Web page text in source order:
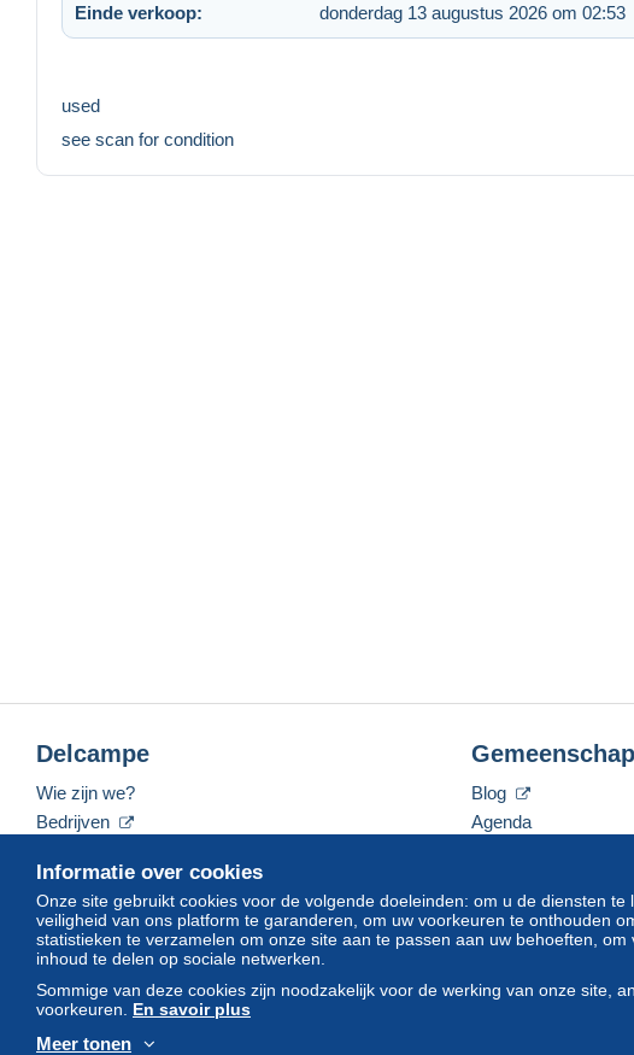
Einde verkoop:
donderdag 13 augustus 2026 om 02:53
used
see scan for condition
Informatie over cookies
Onze site gebruikt cookies voor de volgende doeleinden: om u de diensten
veiligheid van ons platform te garanderen, om uw voorkeuren te onthouden
statistieken te verzamelen om onze site aan te passen aan uw behoeften,
inhoud te delen op sociale netwerken.
Sommige van deze cookies zijn noodzakelijk voor de werking van onze site,
voorkeuren. En savoir plus
Meer tonen
Delcampe
Wie zijn we?
Bedrijven
Neem contact met ons op
Gemeenschap
Blog
Agenda
© Delcampe International srl. Alle rechten voorbehouden.